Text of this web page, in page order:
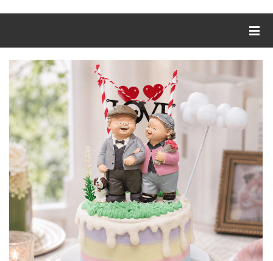
記住我
忘記密碼 註冊
網紅媽咪蛋糕心得分享
粉絲好康
加入甜點廚師接單平台